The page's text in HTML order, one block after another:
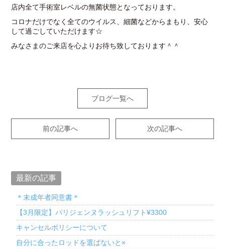
店内全て手術室レベルの無菌状態となっております。
コロナだけでなく全てのウイルス、細菌などからまもり、安心
して過ごしていただけます☆
みなさまのご来店を心よりお待ち致しております＾＾
ブログ一覧へ
前の記事へ 次の記事へ
最新の記事
＊未成年者同意書＊
【3月限定】パリジェンヌラッシュリフト¥3300
キャンセルポリシーについて
自分に合ったロッドを選ばないと×